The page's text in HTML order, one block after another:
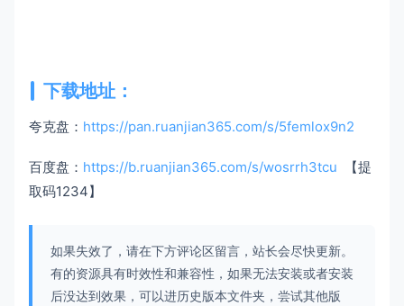
下载地址：
夸克盘： https://pan.ruanjian365.com/s/5femlox9n2
百度盘： https://b.ruanjian365.com/s/wosrrh3tcu 【提
取码1234】
如果失效了，请在下方评论区留言，站长会尽快更新。
有的资源具有时效性和兼容性，如果无法安装或者安装
后没达到效果，可以进历史版本文件夹，尝试其他版